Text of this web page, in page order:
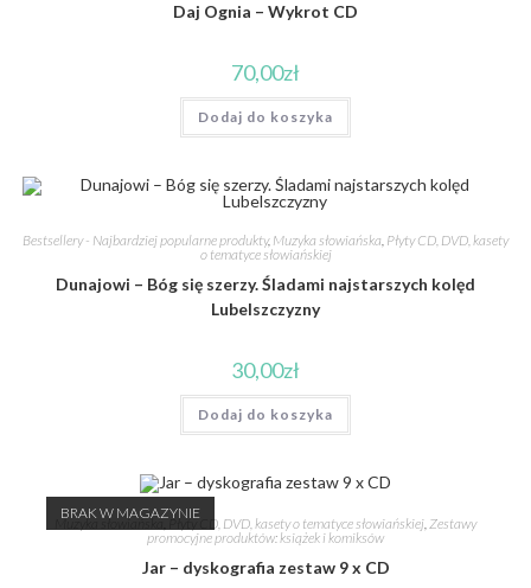
Daj Ognia – Wykrot CD
70,00zł
Dodaj do koszyka
Bestsellery - Najbardziej popularne produkty, Muzyka słowiańska Płyty CD, DVD, kasety
o tematyce słowiańskiej
Dunajowi – Bóg się szerzy. Śladami najstarszych kolęd
Lubelszczyzny
30,00zł
Dodaj do koszyka
BRAK W MAGAZYNIE
Muzyka słowiańska, Płyty CD, DVD, kasety o tematyce słowiańskiej Zestawy
promocyjne produktów: książek i komiksów
Jar – dyskografia zestaw 9 x CD